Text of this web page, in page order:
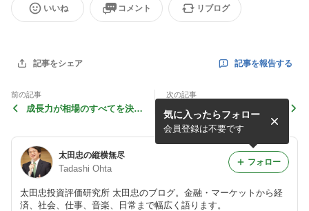
いいね コメント リブログ
記事をシェア 記事を報告する
前の記事
成長力が相場のすべてを決め
次の記事
本日のＦＭ軽井沢『軽井沢
発！太田忠の経済・金融 “縦
横無尽”』 （第165回）
太田忠の縦横無尽
Tadashi Ohta
太田忠投資評価研究所 太田忠のブログ。金融・マーケットから経
済、社会、仕事、音楽、日常まで幅広く語ります。
気に入ったらフォロー
会員登録は不要です
フォロー